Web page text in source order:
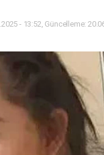
- 13:52, Güncelleme: